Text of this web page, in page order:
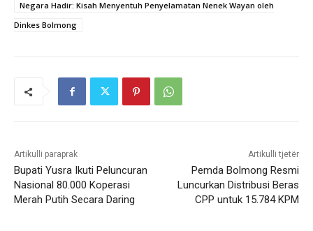
Negara Hadir: Kisah Menyentuh Penyelamatan Nenek Wayan oleh
Dinkes Bolmong
Artikulli paraprak
Bupati Yusra Ikuti Peluncuran
Nasional 80.000 Koperasi
Merah Putih Secara Daring
Artikulli tjetër
Pemda Bolmong Resmi
Luncurkan Distribusi Beras
CPP untuk 15.784 KPM